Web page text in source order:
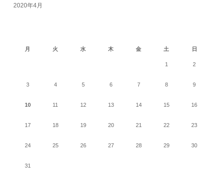
2020年4月
月
火 水 木 金 土 日
1 2
3 4 5 6 7 8 9
10 11 12 13 14 15 16
17 18 19 20 21 22 23
24 25 26 27 28 29 30
31